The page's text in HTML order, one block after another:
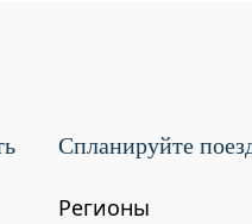
в одно из самых
Татева", чтобы
Спланируйте
Регионы